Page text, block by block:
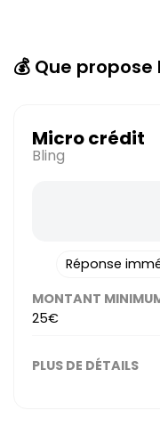
💰 Que propose
Micro crédit
Bling
Réponse
MONTANT
25€
PLUS DE DÉTAILS